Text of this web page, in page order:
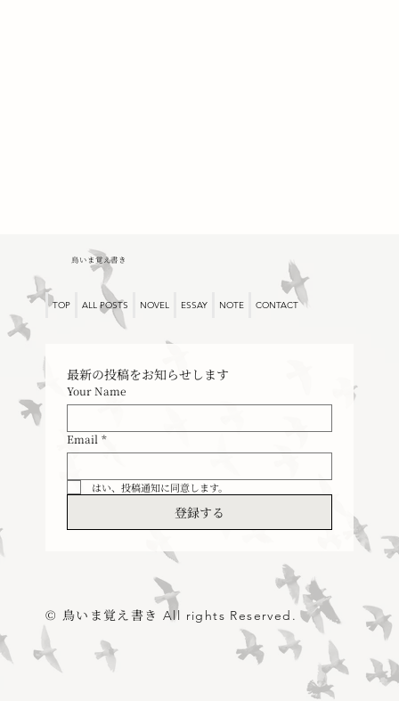
鳥いま覚え書き
TOP ALL POSTS NOVEL ESSAY NOTE CONTACT
最新の投稿をお知らせします
Your Name
Email *
はい、投稿通知に同意します。
登録する
© 鳥いま覚え書き All rights Reserved.